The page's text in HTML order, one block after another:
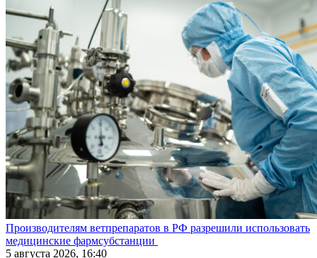
Производителям ветпрепаратов в РФ разрешили использовать
медицинские фармсубстанции
5 августа 2026, 16:40